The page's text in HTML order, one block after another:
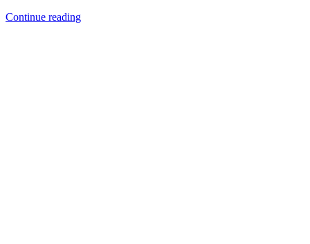
Continue reading